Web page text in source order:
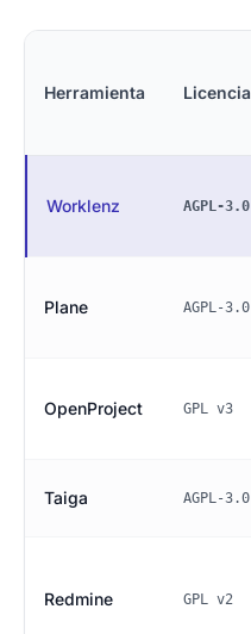
Herramienta Licencia
Worklenz AGPL-3.0
Plane AGPL-3.0
OpenProject GPL v3
Taiga AGPL-3.0
Redmine GPL v2